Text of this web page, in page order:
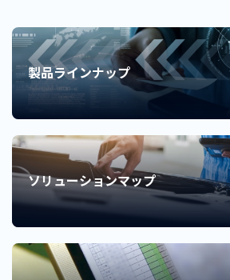
製品ラインナップ
ソリューションマップ